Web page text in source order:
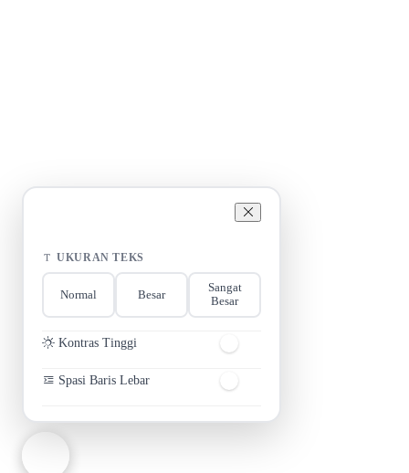
UKURAN TEKS
Normal Besar
Sangat
Besar
Kontras Tinggi
Spasi Baris Lebar